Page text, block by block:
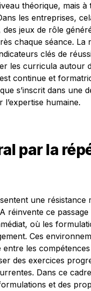
théorique, mais
les entreprises,
jeux de rôle
chaque séance. La
clés de
les curricula autour
continue et
s’inscrit dans une
humaine.
par la
une résistance
réinvente ce
où les
Ces
entre les
des exercices
Dans ce
et des